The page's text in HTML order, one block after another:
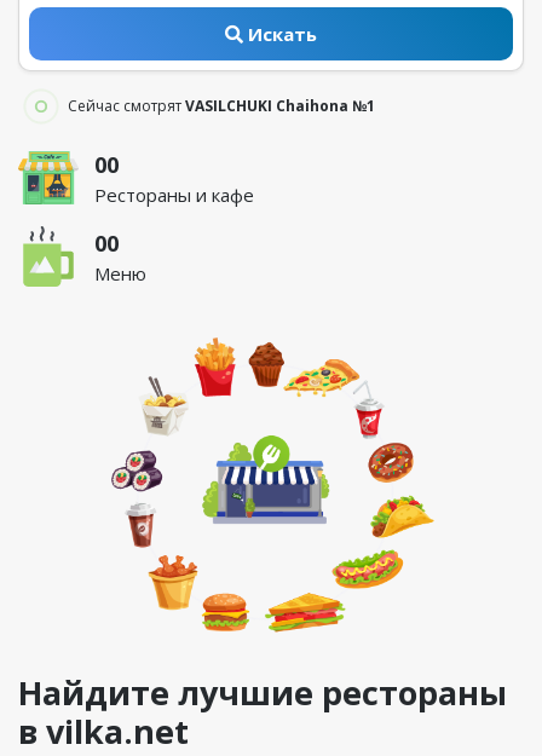
Искать
Сейчас смотрятVASILCHUKI Chaihona №1
00
Рестораны и кафе
00
Меню
Найдите лучшие рестораны
в vilka.net